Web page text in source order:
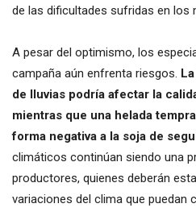
de las dificultades sufridas en los
A pesar del optimismo, los
campaña aún enfrenta riesgos.
de lluvias podría afectar la
mientras que una helada
forma negativa a la soja de
climáticos continúan siendo una
productores, quienes deberán
variaciones del clima que puedan